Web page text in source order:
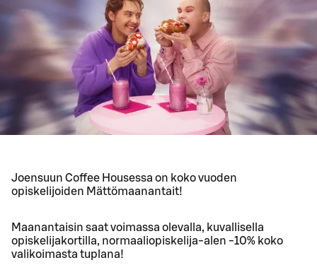
Joensuun Coffee Housessa on koko vuoden
opiskelijoiden Mättömaanantait!
Maanantaisin saat voimassa olevalla, kuvallisella
opiskelijakortilla, normaaliopiskelija-alen -10% koko
valikoimasta tuplana!